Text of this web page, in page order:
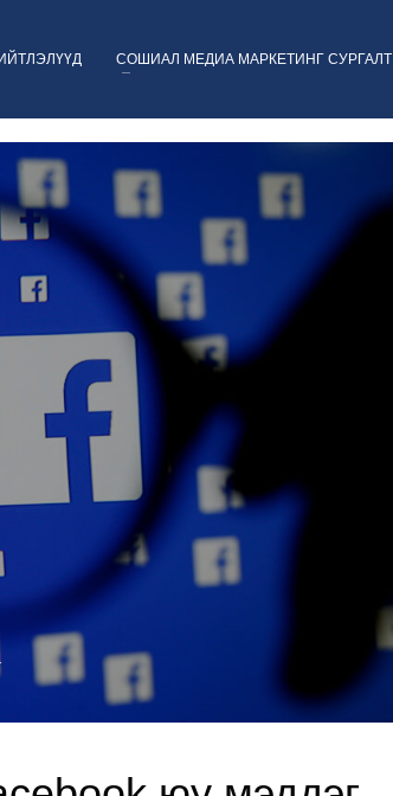
СОШИАЛ МЕДИА МАРКЕТИНГ СУРГАЛТ